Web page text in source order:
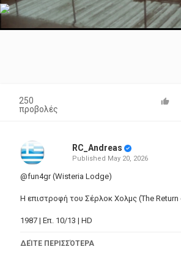
250
προβολές
RC_Andreas
Published May 20, 2026
@fun4gr (Wisteria Lodge)
Η επιστροφή του Σέρλοκ Χολμς (The
1987 | Επ. 10/13 | HD
Έχοντας περάσει τη νύχτα στην έπαυλη του
ΔΕΊΤΕ ΠΕΡΙΣΣΌΤΕΡΑ